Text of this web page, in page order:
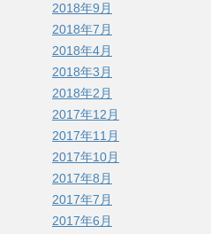
2018年9月
2018年7月
2018年4月
2018年3月
2018年2月
2017年12月
2017年11月
2017年10月
2017年8月
2017年7月
2017年6月